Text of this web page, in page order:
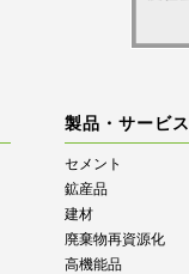
製品・サービス
セメント
鉱産品
建材
廃棄物再資源化
高機能品